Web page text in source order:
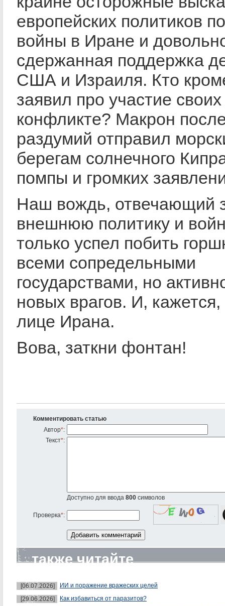
европейских политиков
войны в Иране и
сдержанная поддержка
США и Израиля. Кто
заявил про участие
конфликте? Макрон
раздумий отправил
берегам солнечного
помпы и громких
Наш вождь, отвечающий
внешнюю политику и
только успел побить
всеми сопредельными
государствами, но
новых врагов. И,
лице Ирана.
Вова, заткни фонтан!
Комментировать статью
Автор*:
Текст*:
Доступно для ввода 800 символов
Проверка*:
также читайте
[06.07.2026]
ИИ и поражение вражеских целей
[29.06.2026]
Как избавиться от паразитов?